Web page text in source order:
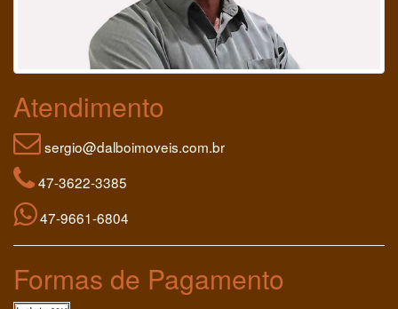
Atendimento
47-9661-6804
Formas de Pagamento